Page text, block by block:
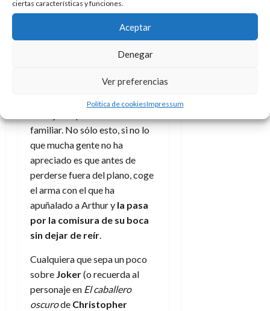
ciertas características y funciones.
Aceptar
Denegar
Ver preferencias
Política de cookiesImpressum
desapareciendo.
Pero lo importante es lo que
pasa detrás de él y fuera del
interno no para de reír
compulsivamente
, con una
familiar. No sólo esto, si no lo
que mucha gente no ha
apreciado es que antes de
perderse fuera del plano, coge
el arma con el que ha
apuñalado a Arthur y la pasa
por la comisura de su boca
sin dejar de reír.
Cualquiera que sepa un poco
sobre Joker(o recuerda al
personaje en El caballero
oscurode Christopher